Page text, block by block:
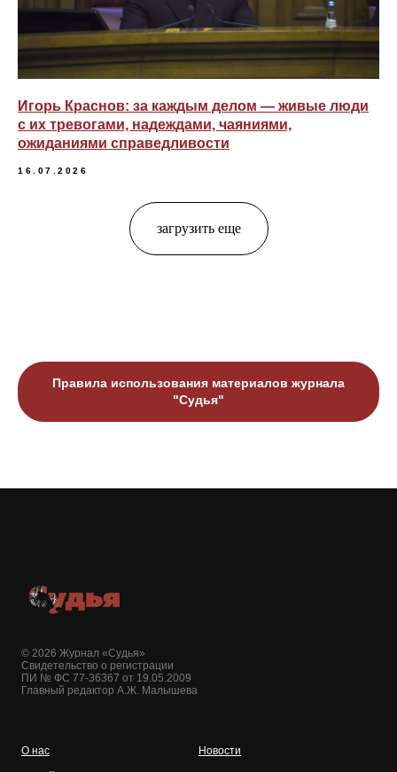
Игорь Краснов: за каждым делом — живые люди
с их тревогами, надеждами, чаяниями,
ожиданиями справедливости
16.07.2026
загрузить еще
Правила использования материалов журнала
"Судья"
© 2026 Журнал «Судья»
Свидетельство о регистрации
ПИ № ФС 77-36367 от 19.05.2009
Главный редактор А.Ж. Малышева
О нас Новости